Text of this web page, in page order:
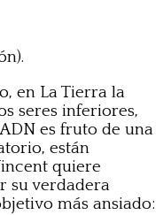
en La Tierra la
seres inferiores,
es fruto de una
están
quiere
su verdadera
más ansiado: